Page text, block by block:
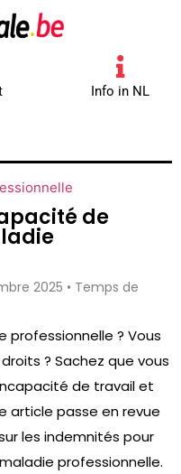
Info in NL
de
2025 • Temps de
professionnelle ? Vous
? Sachez que vous
de travail et
article passe en revue
les indemnités pour
professionnelle.